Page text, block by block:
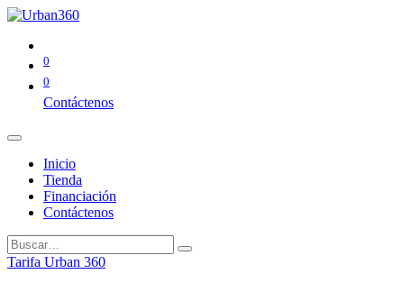
0
0
Contáctenos
Inicio
Tienda
Financiación
Contáctenos
Tarifa Urban 360